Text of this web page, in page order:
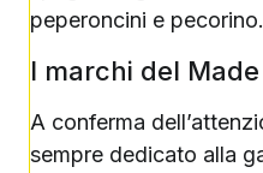
peperoncini e pecorino.
I marchi del
A conferma
sempre dedicato alla